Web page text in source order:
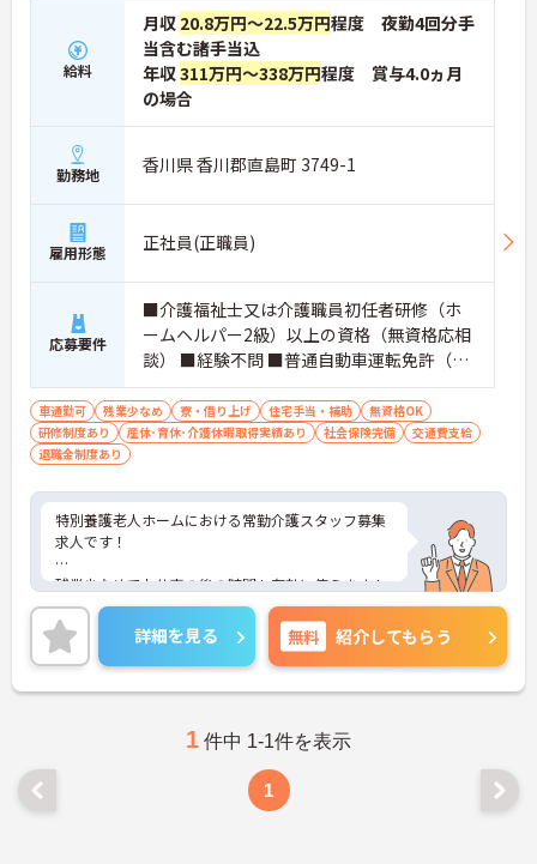
給料
月収 20.8万円～22.5万円程度 夜勤4回分手
当含む諸手当込
年収311万円～338万円程度 賞与4.0ヵ月
の場合
勤務地 香川県 香川郡直島町 3749-1
雇用形態 正社員(正職員)
応募要件
■介護福祉士又は介護職員初任者研修（ホ
ームヘルパー2級）以上の資格（無資格応相
談） ■経験不問 ■普通自動車運転免許（AT
限定可）
車通勤可 残業少なめ 寮・借り上げ 住宅手当・補助
無資格OK
研修制度あり
産休･育休･介護休暇取得実績あり 社会保険完備
交通費支給
退職金制度あり
特別養護老人ホームにおける常勤介護スタッフ募集
求人です！
残業少なめでお仕事の後の時間も有効に使えます！
単身用の住宅完備で住込みでの勤務も可能！
ご興味ある方には、面接のポイントなど、さらに詳
細をお話致しますのでお気軽にご相談ください。
詳細を見る 無料 紹介してもらう
1 件中 1-1件を表示
1